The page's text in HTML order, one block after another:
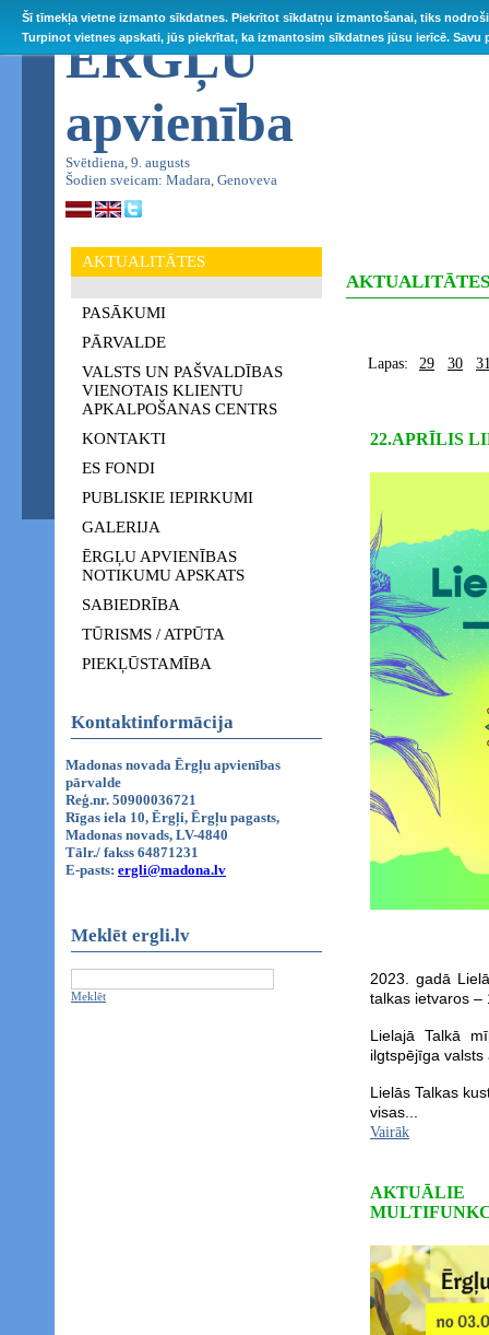
Šī tīmekļa vietne izmanto sīkdatnes. Piekrītot sīkdatņu izmantošanai, tiks
Turpinot vietnes apskati, jūs piekrītat, ka izmantosim sīkdatnes jūsu ierīcē.
ĒRGĻU
apvienība
Svētdiena, 9. augusts
Šodien sveicam: Madara, Genoveva
AKTUALITĀTES
PASĀKUMI
PĀRVALDE
VALSTS UN PAŠVALDĪBAS
VIENOTAIS KLIENTU
APKALPOŠANAS CENTRS
KONTAKTI
ES FONDI
PUBLISKIE IEPIRKUMI
GALERIJA
ĒRGĻU APVIENĪBAS
NOTIKUMU APSKATS
SABIEDRĪBA
TŪRISMS / ATPŪTA
PIEKĻŪSTAMĪBA
Kontaktinformācija
Madonas novada Ērgļu apvienības
pārvalde
Reģ.nr. 50900036721
Rīgas iela 10, Ērgļi, Ērgļu pagasts,
Madonas novads, LV-4840
Tālr./ fakss 64871231
E-pasts: ergli@madona.lv
Meklēt ergli.lv
Meklēt
AKTUALITĀTES
Lapas: 29 30
22.APRĪLIS
2023. gadā
talkas ietvaros –
Lielajā Talkā
ilgtspējīga
Lielās Talkas
visas...
Vairāk